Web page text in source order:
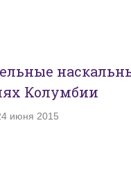
Колумбии
июня 2015